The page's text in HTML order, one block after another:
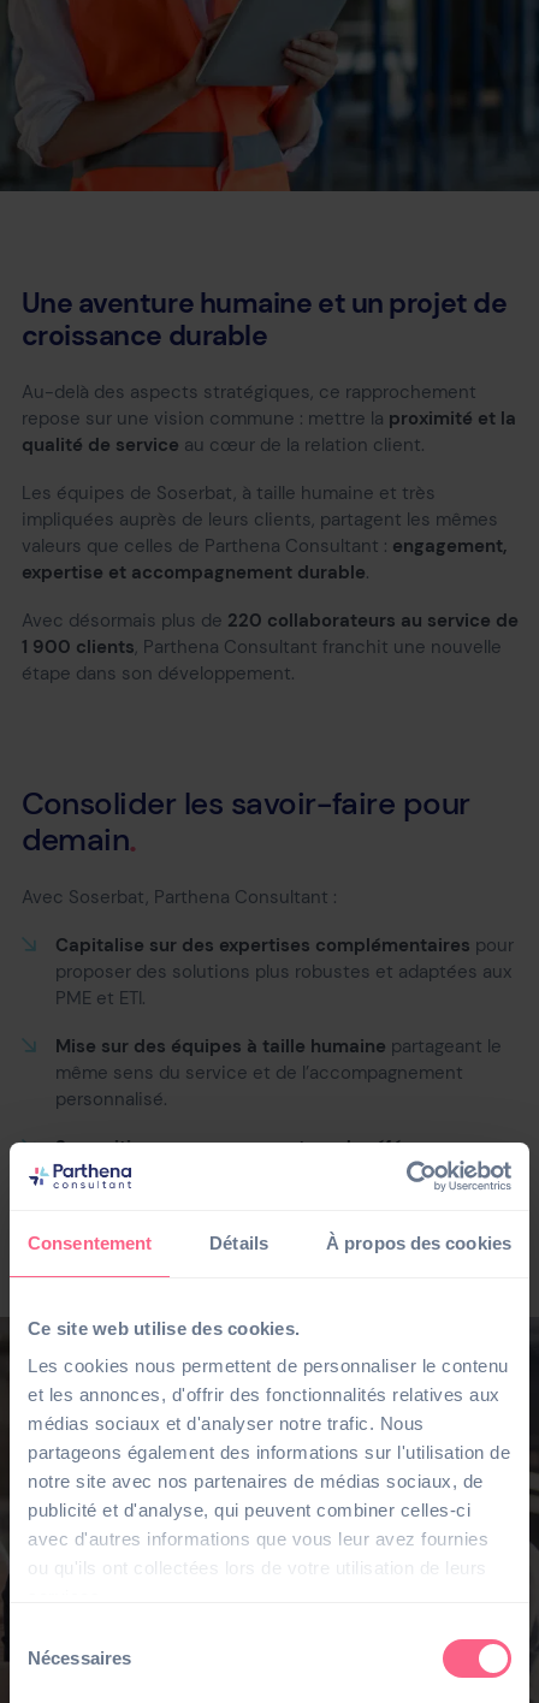
Consentement Détails À propos des cookies
Ce site web utilise des cookies.
Les cookies nous permettent de personnaliser le contenu
et les annonces, d'offrir des fonctionnalités relatives aux
médias sociaux et d'analyser notre trafic. Nous
partageons également des informations sur l'utilisation de
notre site avec nos partenaires de médias sociaux, de
publicité et d'analyse, qui peuvent combiner celles-ci
avec d'autres informations que vous leur avez fournies
ou qu'ils ont collectées lors de votre utilisation de leurs
du Nécessaires
Une aventure humaine et un projet de
croissance durable
Au-delà des aspects stratégiques, ce rapprochement
repose sur une vision commune : mettre la proximité et la
qualité de service au cœur de la relation client.
Les équipes de Soserbat, à taille humaine et très
impliquées auprès de leurs clients, partagent les mêmes
valeurs que celles de Parthena Consultant : engagement,
expertise et accompagnement durable.
Avec désormais plus de 220 collaborateurs au service de
1 900 clients, Parthena Consultant franchit une nouvelle
étape dans son développement.
Consolider les savoir-faire pour
demain
Avec Soserbat, Parthena Consultant :
Capitalise sur des expertises complémentaires pour
proposer des solutions plus robustes et adaptées aux
PME et ETI.
Mise sur des équipes à taille humaine partageant le
même sens du service et de l’accompagnement
personnalisé.
Se positionne comme un acteur de référencepour
répondre aux enjeux actuels et futurs du marché, qu’il
réglementaire ou de la modernisation des processus
métiers.